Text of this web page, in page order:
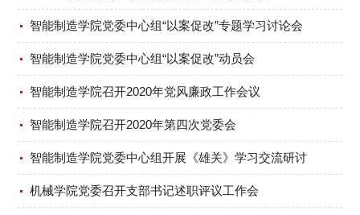
智能制造学院党委中心组“以案促改”专题学习讨论会
智能制造学院党委中心组“以案促改”动员会
智能制造学院召开2020年党风廉政工作会议
智能制造学院召开2020年第四次党委会
智能制造学院党委中心组开展《雄关》学习交流研讨
机械学院党委召开支部书记述职评议工作会